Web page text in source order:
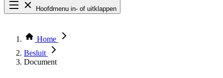
Hoofdmenu in- of uitklappen
Thema COVID-19
Bekijk per bestuursorgaan
Home
Besluit
Document